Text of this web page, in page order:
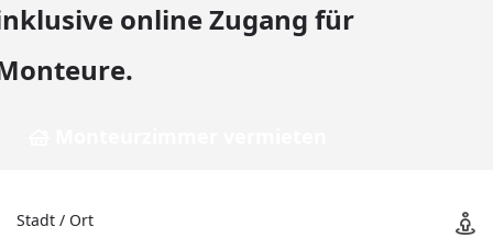
online Zugang für
Stadt / Ort